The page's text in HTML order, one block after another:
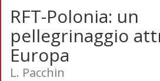
RFT-Polonia: un
pellegrinaggio
Europa
L. Pacchin